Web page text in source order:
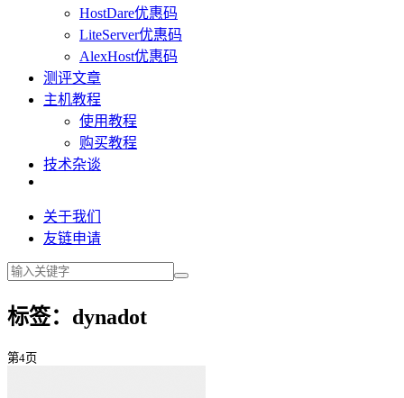
HostDare优惠码
LiteServer优惠码
AlexHost优惠码
测评文章
主机教程
使用教程
购买教程
技术杂谈
关于我们
友链申请
标签：dynadot
第4页